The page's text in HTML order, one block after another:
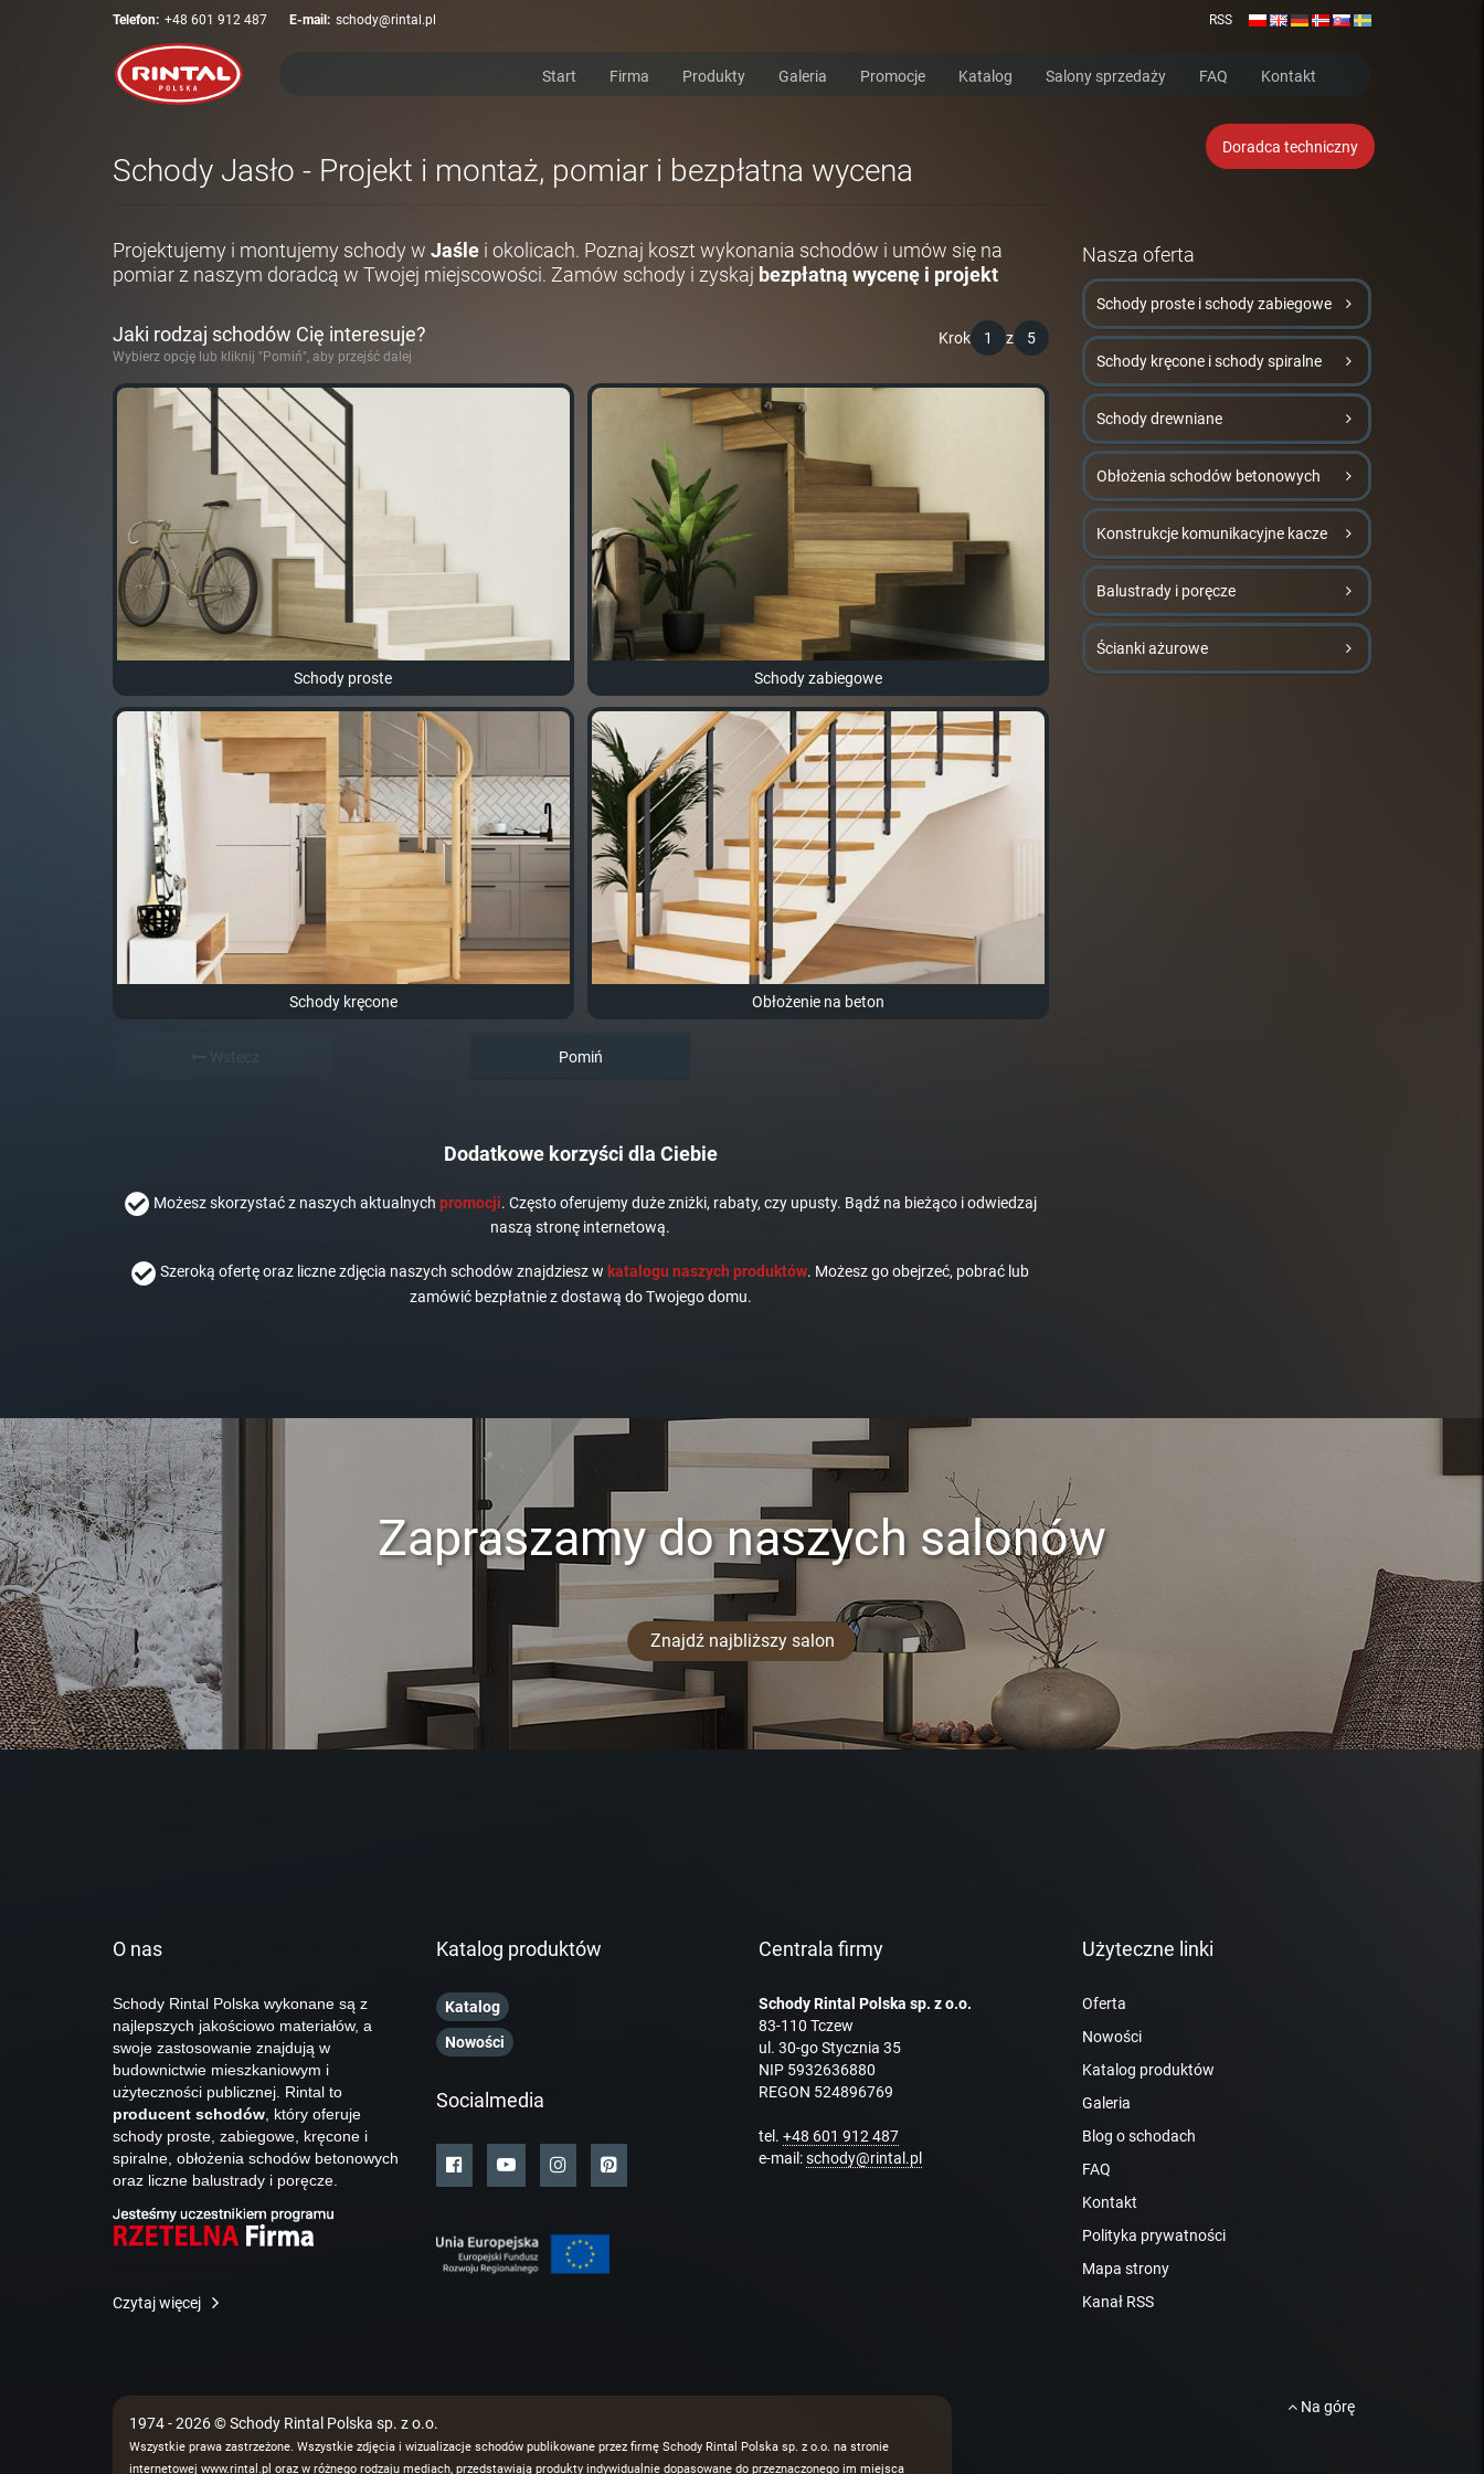
Telefon: +48 601 912 487 E-mail: schody@rintal.pl RSS
Start Firma Produkty Galeria Promocje Katalog Salony sprzedaży FAQ Kontakt
Doradca techniczny
Schody Jasło - Projekt i montaż, pomiar i bezpłatna wycena
Projektujemy i montujemy schody w Jaśle i okolicach. Poznaj koszt wykonania schodów i umów się na
pomiar z naszym doradcą w Twojej miejscowości. Zamów schody i zyskaj bezpłatną wycenę i projekt
Krok 1 z 5
Jaki rodzaj schodów Cię interesuje?
Wybierz opcję lub kliknij "Pomiń", aby przejść dalej
Schody proste Schody zabiegowe
Schody kręcone Obłożenie na beton
Pomiń
Dodatkowe korzyści dla Ciebie
Możesz skorzystać z naszych aktualnych promocji. Często oferujemy duże zniżki, rabaty, czy upusty. Bądź na bieżąco i odwiedzaj
naszą stronę internetową.
Szeroką ofertę oraz liczne zdjęcia naszych schodów znajdziesz w katalogu naszych produktów. Możesz go obejrzeć, pobrać lub
zamówić bezpłatnie z dostawą do Twojego domu.
Nasza oferta
Schody proste i schody zabiegowe
Schody kręcone i schody spiralne
Schody drewniane
Obłożenia schodów betonowych
Konstrukcje komunikacyjne kacze
Balustrady i poręcze
Ścianki ażurowe
Zapraszamy do naszych salonów
Znajdź najbliższy salon
O nas
Schody Rintal Polska wykonane są z
najlepszych jakościowo materiałów, a
swoje zastosowanie znajdują w
budownictwie mieszkaniowym i
użyteczności publicznej. Rintal to
producent schodów , który oferuje
schody proste, zabiegowe, kręcone i
spiralne, obłożenia schodów betonowych
oraz liczne balustrady i poręcze.
Czytaj więcej
Katalog produktów
Katalog
Nowości
Socialmedia
Centrala firmy
Schody Rintal Polska sp. z o.o.
83-110 Tczew
ul. 30-go Stycznia 35
NIP 5932636880
REGON 524896769
tel. +48 601 912 487
e-mail:schody@rintal.pl
Użyteczne linki
Oferta
Nowości
Katalog produktów
Galeria
Blog o schodach
FAQ
Kontakt
Polityka prywatności
Mapa strony
Kanał RSS
1974 - 2026 © Schody Rintal Polska sp. z o.o.
Wszystkie prawa zastrzeżone. Wszystkie zdjęcia i wizualizacje schodów publikowane przez firmę Schody Rintal Polska sp. z o.o. na stronie
internetowej www.rintal.pl oraz w różnego rodzaju mediach, przedstawiają produkty indywidualnie dopasowane do przeznaczonego im miejsca
Na górę